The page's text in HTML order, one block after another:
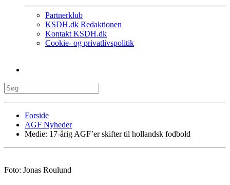
Partnerklub
KSDH.dk Redaktionen
Kontakt KSDH.dk
Cookie- og privatlivspolitik
Forside
AGF Nyheder
Medie: 17-årig AGF’er skifter til hollandsk fodbold
Foto: Jonas Roulund